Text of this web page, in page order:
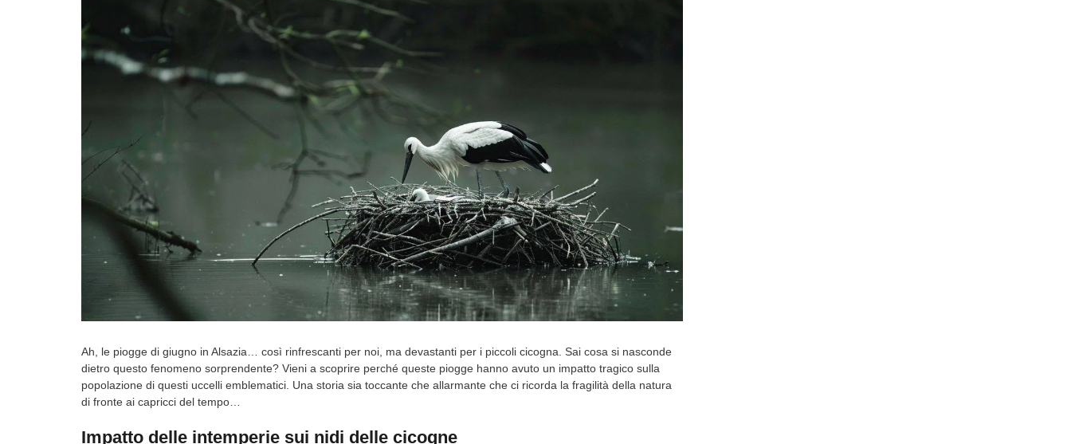
Ah, le piogge di giugno in Alsazia… così rinfrescanti per noi, ma devastanti per i piccoli cicogna. Sai cosa si nasconde
dietro questo fenomeno sorprendente? Vieni a scoprire perché queste piogge hanno avuto un impatto tragico sulla
popolazione di questi uccelli emblematici. Una storia sia toccante che allarmante che ci ricorda la fragilità della natura
di fronte ai capricci del tempo…
Impatto delle intemperie sui nidi delle cicogne